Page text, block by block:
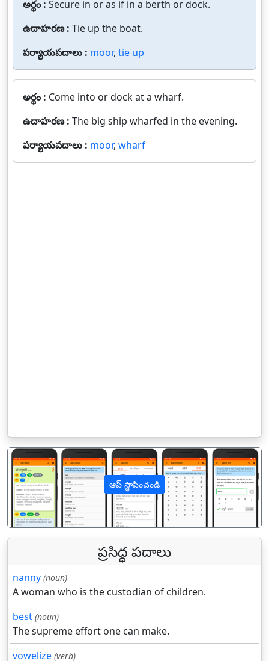
అర్థం : Secure in or as if in a berth or dock.
ఉదాహరణ : Tie up the boat.
పర్యాయపదాలు : moor, tie up
అర్థం : Come into or dock at a wharf.
ఉదాహరణ : The big ship wharfed in the evening.
పర్యాయపదాలు : moor, wharf
ఆప్ స్థాపించండి
पिछला
ప్రసిద్ధ పదాలు
nanny (noun)
A woman who is the custodian of children.
best (noun)
The supreme effort one can make.
vowelize (verb)